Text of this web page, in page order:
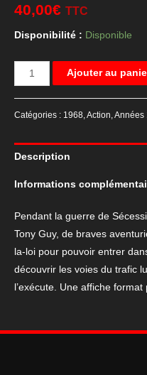
40,00€ TTC
Disponibilité : Disponible
quantité
de
film
I
Dell'
Odio,
1968
Ajouter au
Catégories : 1968,Action,Années
Description
Informations
Pendant la guerre de
Tony Guy, de braves
la-loi pour pouvoir entrer
découvrir les voies du trafic
l’exécute. Une affiche